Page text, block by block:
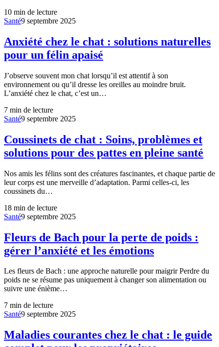
10 min de lecture
Santé9 septembre 2025
Anxiété chez le chat : solutions naturelles
pour un félin apaisé
J’observe souvent mon chat lorsqu’il est attentif à son
environnement ou qu’il dresse les oreilles au moindre bruit.
L’anxiété chez le chat, c’est un…
7 min de lecture
Santé9 septembre 2025
Coussinets de chat : Soins, problèmes et
solutions pour des pattes en pleine santé
Nos amis les félins sont des créatures fascinantes, et chaque partie de
leur corps est une merveille d’adaptation. Parmi celles-ci, les
coussinets du…
18 min de lecture
Santé9 septembre 2025
Fleurs de Bach pour la perte de poids :
gérer l’anxiété et les émotions
Les fleurs de Bach : une approche naturelle pour maigrir Perdre du
poids ne se résume pas uniquement à changer son alimentation ou
suivre une énième…
7 min de lecture
Santé9 septembre 2025
Maladies courantes chez le chat : le guide